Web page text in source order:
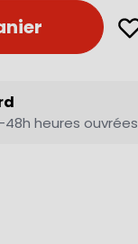
heures ouvrées